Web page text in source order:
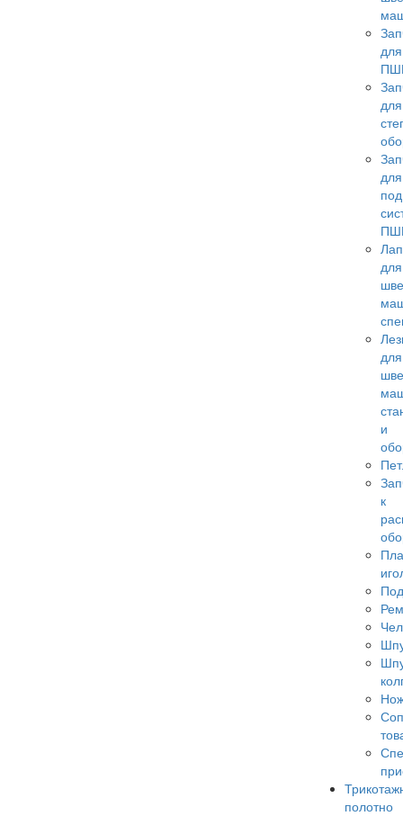
для
для
для
для
для
и
к
полотно